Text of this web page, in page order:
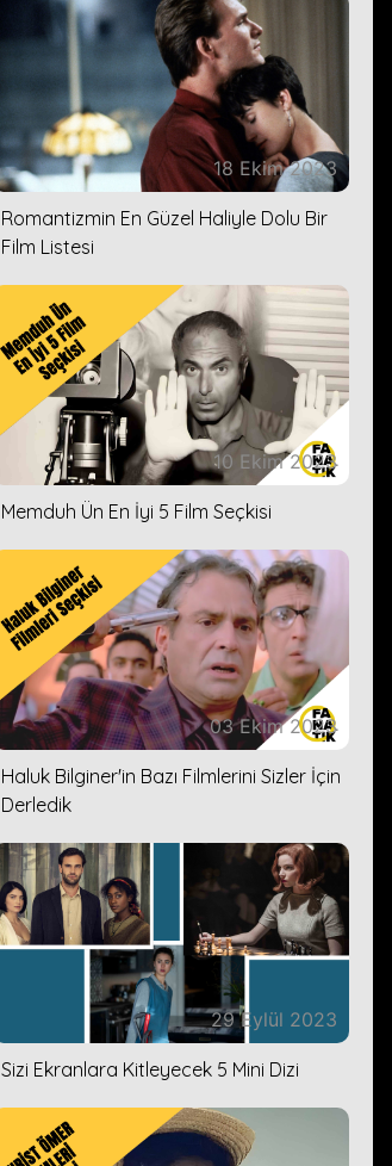
18 Ekim 2023
Romantizmin En Güzel Haliyle Dolu Bir
Film Listesi
10 Ekim 2023
Memduh Ün En İyi 5 Film Seçkisi
03 Ekim 2023
Haluk Bilginer'in Bazı Filmlerini Sizler İçin
Derledik
29 Eylül 2023
Sizi Ekranlara Kitleyecek 5 Mini Dizi